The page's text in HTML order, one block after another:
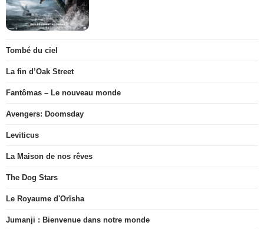
Tombé du ciel
La fin d’Oak Street
Fantômas – Le nouveau monde
Avengers: Doomsday
Leviticus
La Maison de nos rêves
The Dog Stars
Le Royaume d'Orïsha
Jumanji : Bienvenue dans notre monde